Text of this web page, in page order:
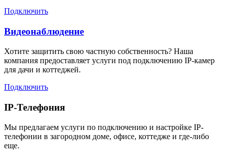
Подключить
Видеонаблюдение
Хотите защитить свою частную собственность? Наша
компания предоставляет услуги под подключению IP-камер
для дачи и коттеджей.
Подключить
IP-Телефония
Мы предлагаем услуги по подключению и настройке IP-
телефонии в загородном доме, офисе, коттедже и где-либо
еще.